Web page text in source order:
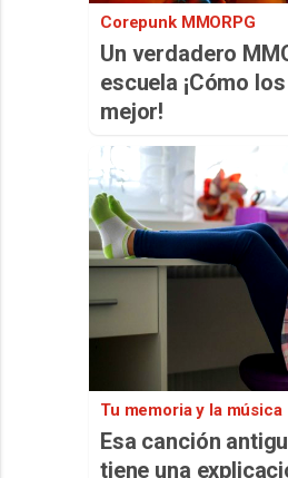
Corepunk MMORPG
Un verdadero
escuela ¡Cómo
mejor!
Tu memoria y la música
Esa canción
tiene una